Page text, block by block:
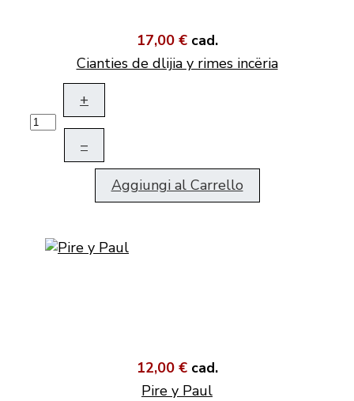
17,00 € cad.
Cianties de dlijia y rimes incëria
+
–
Aggiungi al Carrello
12,00 € cad.
Pire y Paul